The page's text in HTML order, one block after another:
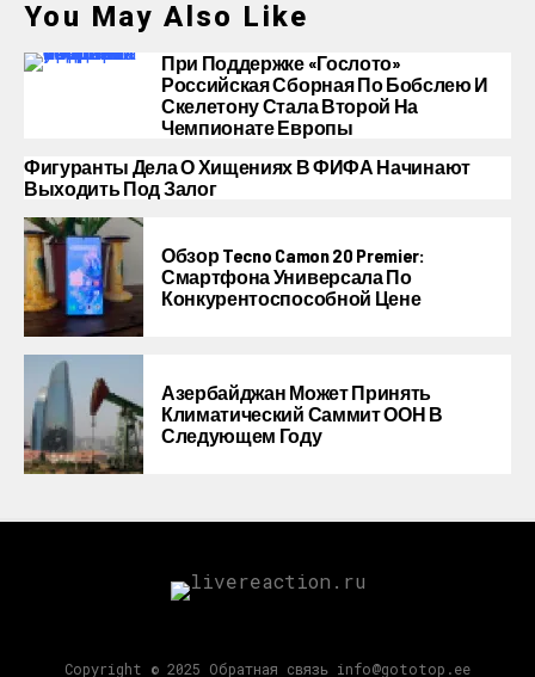
You May Also Like
При Поддержке «Гослото»
Российская Сборная По Бобслею И
Скелетону Стала Второй На
Чемпионате Европы
Фигуранты Дела О Хищениях В ФИФА Начинают
Выходить Под Залог
Обзор Tecno Camon 20 Premier:
Смартфона Универсала По
Конкурентоспособной Цене
Азербайджан Может Принять
Климатический Саммит ООН В
Следующем Году
Copyright © 2025 Обратная связь info@gototop.ee